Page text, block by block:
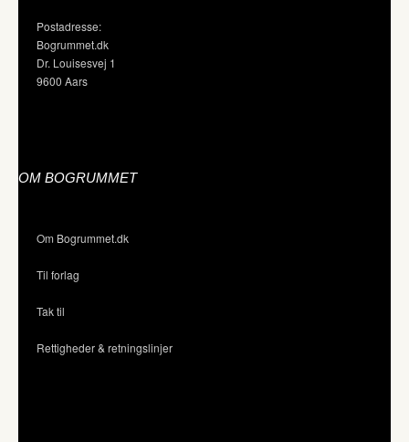
Postadresse:
Bogrummet.dk
Dr. Louisesvej 1
9600 Aars
OM BOGRUMMET
Om Bogrummet.dk
Til forlag
Tak til
Rettigheder & retningslinjer